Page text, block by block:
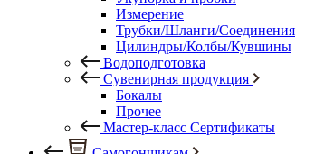
Измерение
Трубки/Шланги/Соединения
Цилиндры/Колбы/Кувшины
Водоподготовка
Сувенирная продукция
Бокалы
Прочее
Мастер-класс Сертификаты